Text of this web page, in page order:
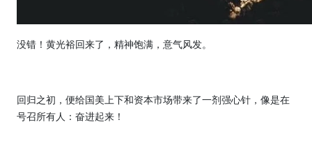
没错！黄光裕回来了，精神饱满，意气风发。
回归之初，便给国美上下和资本市场带来了一剂强心针，像是在
号召所有人：奋进起来！